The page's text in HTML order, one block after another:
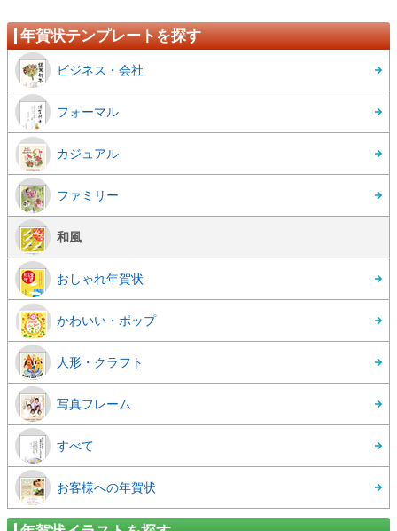
年賀状テンプレートを探す
ビジネス・会社
フォーマル
カジュアル
ファミリー
和風
おしゃれ年賀状
かわいい・ポップ
人形・クラフト
写真フレーム
すべて
お客様への年賀状